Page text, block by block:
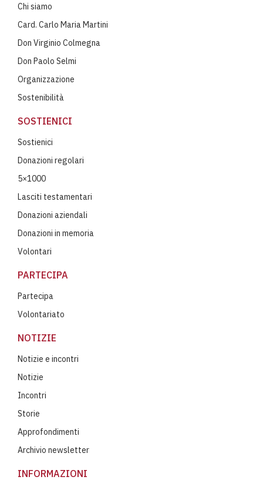
Chi siamo
Card. Carlo Maria Martini
Don Virginio Colmegna
Don Paolo Selmi
Organizzazione
Sostenibilità
SOSTIENICI
Sostienici
Donazioni regolari
5×1000
Lasciti testamentari
Donazioni aziendali
Donazioni in memoria
Volontari
PARTECIPA
Partecipa
Volontariato
NOTIZIE
Notizie e incontri
Notizie
Incontri
Storie
Approfondimenti
Archivio newsletter
INFORMAZIONI